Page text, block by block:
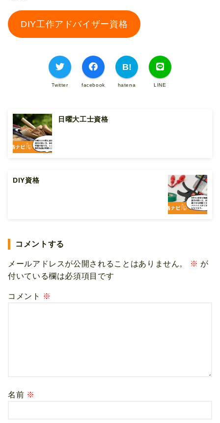
DIY工作アドバイザー資格
Twitter facebook hatena LINE
日曜大工士資格
DIY資格
コメントする
メールアドレスが公開されることはありません。 ※ が
付いている欄は必須項目です
コメント ※
名前 ※